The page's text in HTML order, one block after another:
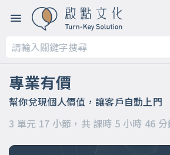
專業有價
幫你兌現個人價值，讓客戶自動上門
3 單元 17 小節，共 課時 5 小時 46 分
第一章 開篇：建立自己的事業，讓客戶自
第二章 觀念篇（上篇）
第三章 實作篇（下篇）